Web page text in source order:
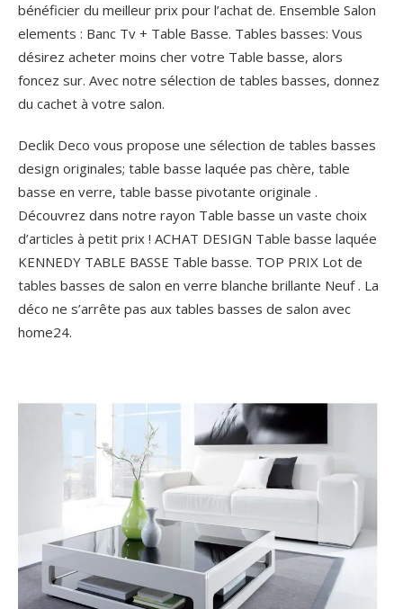
bénéficier du meilleur prix pour l’achat de. Ensemble Salon
elements : Banc Tv + Table Basse. Tables basses: Vous
désirez acheter moins cher votre Table basse, alors
foncez sur. Avec notre sélection de tables basses, donnez
du cachet à votre salon.
Declik Deco vous propose une sélection de tables basses
design originales; table basse laquée pas chère, table
basse en verre, table basse pivotante originale .
Découvrez dans notre rayon Table basse un vaste choix
d’articles à petit prix ! ACHAT DESIGN Table basse laquée
KENNEDY TABLE BASSE Table basse. TOP PRIX Lot de
tables basses de salon en verre blanche brillante Neuf . La
déco ne s’arrête pas aux tables basses de salon avec
home24.